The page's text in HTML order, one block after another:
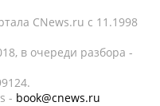
CNews.ru c 11.1998
в очереди разбора -
- book@cnews.ru